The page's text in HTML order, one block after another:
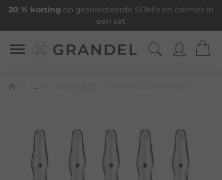
20 % korting op geselecteerde SOMIs en crèmes in
een set
...